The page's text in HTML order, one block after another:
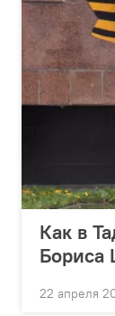
Как в
Бориса
22 апреля